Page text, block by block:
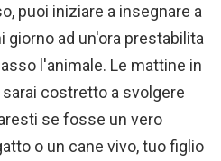
puoi iniziare a insegnare a
giorno ad un'ora prestabilita
l'animale. Le mattine in
costretto a svolgere
se fosse un vero
o un cane vivo, tuo figlio